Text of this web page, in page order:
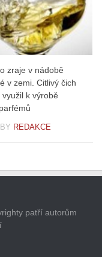
zraje v nádobě
v zemi. Citlivý čich
k výrobě
BY REDAKCE
patří autorům